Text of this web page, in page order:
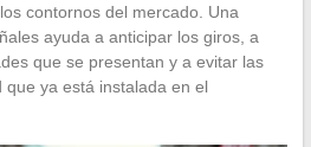
contornos del mercado. Una
ayuda a anticipar los giros, a
que se presentan y a evitar las
ya está instalada en el